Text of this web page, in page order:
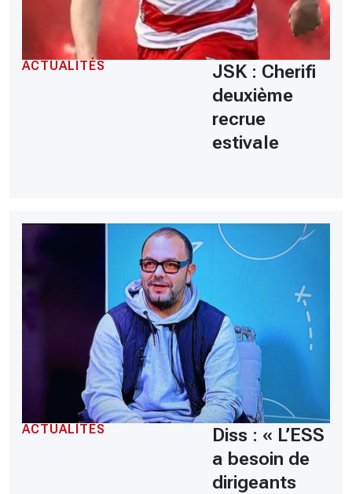
ACTUALITÉS
JSK : Cherifi
deuxième
recrue
estivale
ACTUALITÉS
Diss : « L’ESS
a besoin de
dirigeants